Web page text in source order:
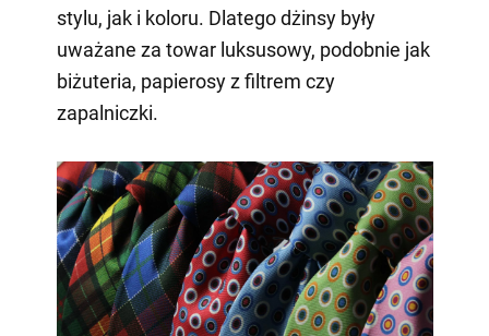
stylu, jak i koloru. Dlatego dżinsy były
uważane za towar luksusowy, podobnie jak
biżuteria, papierosy z filtrem czy
zapalniczki.